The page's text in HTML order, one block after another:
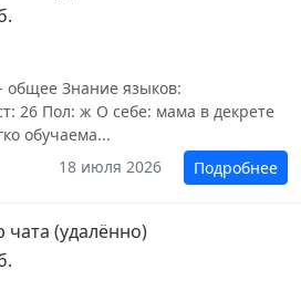
общее Знание языков:
26 Пол: ж О себе: мама в декрете
обучаема...
18 июля 2026
Подробнее
чата (удалённо)